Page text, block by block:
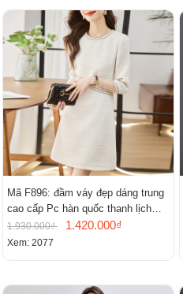
Mã F896: đầm váy đẹp dáng trung
cao cấp Pc hàn quốc thanh lịch
mới
1.930.000₫ 1.420.000₫
Xem: 2077